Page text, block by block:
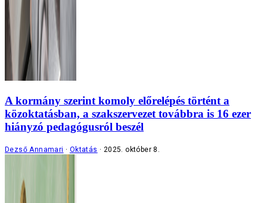
A kormány szerint komoly előrelépés történt a
közoktatásban, a szakszervezet továbbra is 16 ezer
hiányzó pedagógusról beszél
Dezső Annamari Oktatás 2025. október 8.